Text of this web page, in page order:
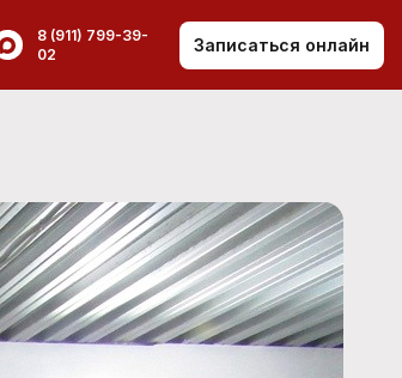
8 (911) 799-39-
02
Записаться онлайн